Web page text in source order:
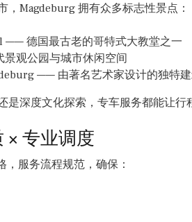
Magdeburg 拥有众多标志性景点：
—— 德国最古老的哥特式大教堂之一
观公园与城市休闲空间
—— 由著名艺术家设计的独特
深度文化探索，专车服务都能让行
× 专业调度
，服务流程规范，确保：